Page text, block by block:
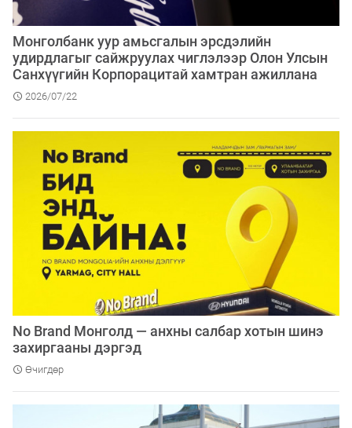
Монголбанк уур амьсгалын эрсдэлийн
удирдлагыг сайжруулах чиглэлээр Олон Улсын
Санхүүгийн Корпорацитай хамтран ажиллана
2026/07/22
No Brand Монголд — анхны салбар хотын шинэ
захиргааны дэргэд
Өчигдөр